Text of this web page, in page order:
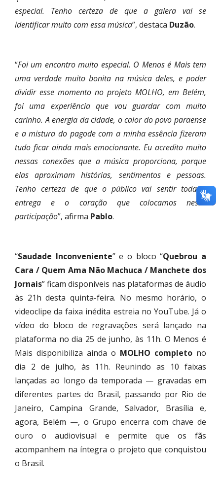
especial. Tenho certeza de que a galera vai se
identificar muito com essa música”, destaca Duzão.
“Foi um encontro muito especial. O Menos é Mais tem
uma verdade muito bonita na música deles, e poder
dividir esse momento no projeto MOLHO, em Belém,
foi uma experiência que vou guardar com muito
carinho. A energia da cidade, o calor do povo paraense
e a mistura do pagode com a minha essência fizeram
tudo ficar ainda mais emocionante. Eu acredito muito
nessas conexões que a música proporciona, porque
elas aproximam histórias, sentimentos e pessoas.
Tenho certeza de que o público vai sentir toda a
entrega e o coração que colocamos nessa
participação”, afirma Pablo.
“Saudade Inconveniente” e o bloco “Quebrou a
Cara / Quem Ama Não Machuca / Manchete dos
Jornais” ficam disponíveis nas plataformas de áudio
às 21h desta quinta-feira. No mesmo horário, o
videoclipe da faixa inédita estreia no YouTube. Já o
vídeo do bloco de regravações será lançado na
plataforma no dia 25 de junho, às 11h. O Menos é
Mais disponibiliza ainda o MOLHO completo no
dia 2 de julho, às 11h. Reunindo as 10 faixas
lançadas ao longo da temporada — gravadas em
diferentes partes do Brasil, passando por Rio de
Janeiro, Campina Grande, Salvador, Brasília e,
agora, Belém —, o Grupo encerra com chave de
ouro o audiovisual e permite que os fãs
acompanhem na íntegra o projeto que conquistou
o Brasil.